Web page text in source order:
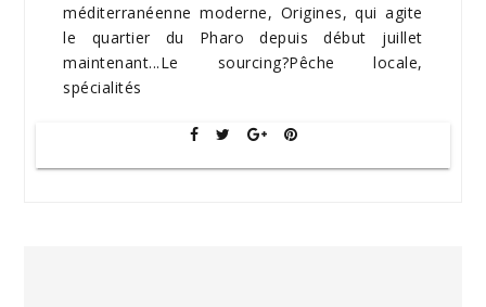
méditerranéenne moderne, Origines, qui agite
le quartier du Pharo depuis début juillet
maintenant...Le sourcing?Pêche locale,
spécialités